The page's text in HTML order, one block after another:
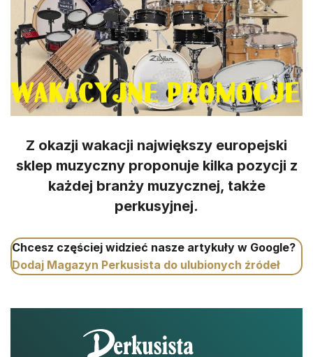
Z okazji wakacji największy europejski
sklep muzyczny proponuje kilka pozycji z
każdej branży muzycznej, także
perkusyjnej.
Chcesz częściej widzieć nasze artykuły w Google?
Dodaj Magazyn Perkusista do ulubionych źródeł